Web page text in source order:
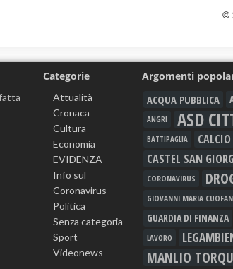
©
Categorie
Attualità
Cronaca
Cultura
Economia
EVIDENZA
Info sul
Coronavirus
Politica
Senza categoria
Sport
Videonews
Argomenti
ACQUA PUBBLICA
ANGRI
ASD
BATTIPAGLIA CALCIO
CASTEL SAN
CORONAVIRUS
GIOVANNI MARIA
GUARDIA DI FINANZA
LAVORO
MANLIO